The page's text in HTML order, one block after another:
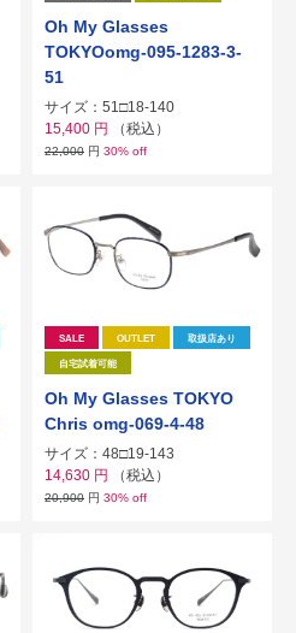
Oh My Glasses
TOKYOomg-095-1283-3-
51
サイズ：51□18-140
15,400 円 （税込）
22,000 円 30% off
SALE OUTLET 取扱店あり
自宅試着可能
Oh My Glasses TOKYO
Chris omg-069-4-48
サイズ：48□19-143
14,630 円 （税込）
20,900 円 30% off